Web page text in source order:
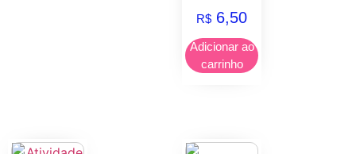
R$ 6,50
Adicionar ao
carrinho